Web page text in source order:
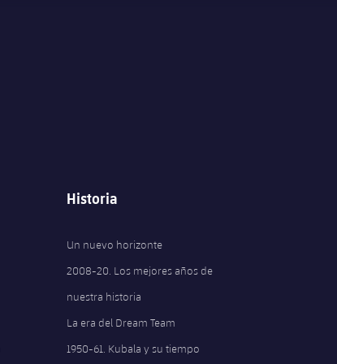
Historia
Un nuevo horizonte
2008-20. Los mejores años de
nuestra historia
La era del Dream Team
1950-61. Kubala y su tiempo